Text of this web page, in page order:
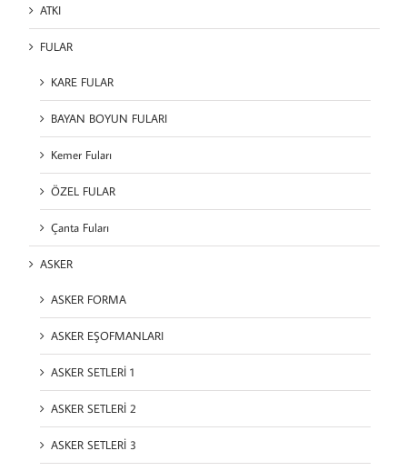
ATKI
FULAR
KARE FULAR
BAYAN BOYUN FULARI
Kemer Fuları
ÖZEL FULAR
Çanta Fuları
ASKER
ASKER FORMA
ASKER EŞOFMANLARI
ASKER SETLERİ 1
ASKER SETLERİ 2
ASKER SETLERİ 3